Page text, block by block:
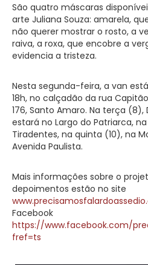
São quatro máscaras
arte Juliana Souza: amarela,
não querer mostrar o rosto, a
raiva, a roxa, que encobre a
evidencia a tristeza.
Nesta segunda-feira, a van
18h, no calçadão da rua
176, Santo Amaro. Na terça (8),
estará no Largo do Patriarca,
Tiradentes, na quinta (10), na
Avenida Paulista.
Mais informações sobre o
depoimentos estão no site
Facebook
https://www.facebook.com/
fref=ts